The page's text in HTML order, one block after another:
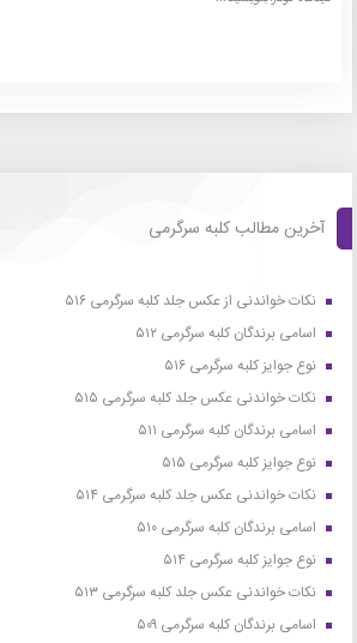
آخرین مطالب کلبه سرگرمی
نکات خواندنی از عکس جلد کلبه سرگرمی ۵۱۶
اسامی برندگان کلبه سرگرمی ۵۱۲
نوع جوایز کلبه سرگرمی ۵۱۶
نکات خواندنی عکس جلد کلبه سرگرمی ۵۱۵
اسامی برندگان کلبه سرگرمی ۵۱۱
نوع جوایز کلبه سرگرمی ۵۱۵
نکات خواندنی عکس جلد کلبه سرگرمی ۵۱۴
اسامی برندگان کلبه سرگرمی ۵۱۰
نوع جوایز کلبه سرگرمی ۵۱۴
نکات خواندنی عکس جلد کلبه سرگرمی ۵۱۳
اسامی برندگان کلبه سرگرمی ۵۰۹